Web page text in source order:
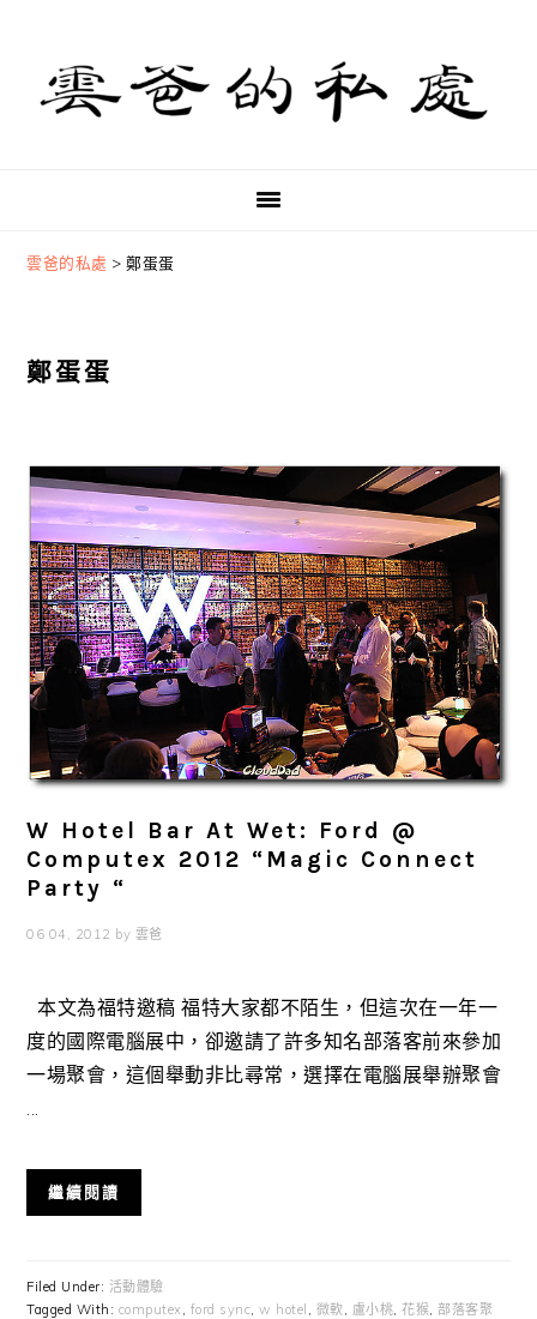
primary
navigation
content
primary
sidebar
雲爸的私處 >鄭蛋蛋
鄭蛋蛋
W Hotel Bar At Wet: Ford @
Computex 2012 “Magic Connect
Party “
06 04, 2012 by 雲爸
本文為福特邀稿 福特大家都不陌生，但這次在一年一
度的國際電腦展中，卻邀請了許多知名部落客前來參加
一場聚會，這個舉動非比尋常，選擇在電腦展舉辦聚會
繼續閱讀
Filed Under: 活動體驗
Tagged With: computex , ford sync,w hotel , 微軟 , 盧小桃, 花猴,部落客聚